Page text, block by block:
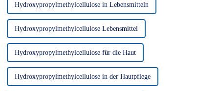
Hydroxypropylmethylcellulose in Lebensmitteln
Hydroxypropylmethylcellulose Lebensmittel
Hydroxypropylmethylcellulose für die Haut
Hydroxypropylmethylcellulose in der Hautpflege